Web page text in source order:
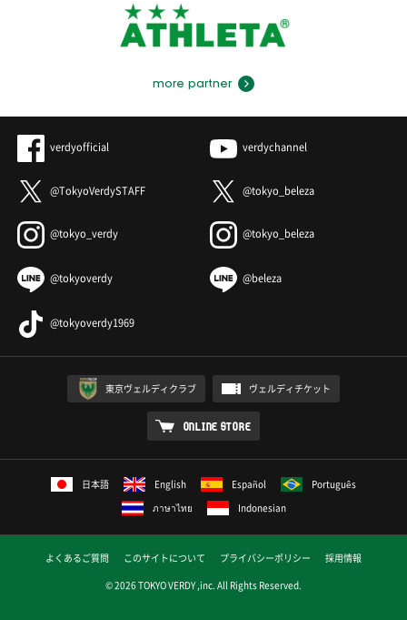
more partner
verdyofficial verdychannel
@TokyoVerdySTAFF @tokyo_beleza
@tokyo_verdy @tokyo_beleza
@tokyoverdy @beleza
@tokyoverdy1969
東京ヴェルディクラブ ヴェルディチケット
ONLINE STORE
日本語 English Español
Português
ภาษาไทย
Indonesian
よくあるご質問 このサイトについて プライバシーポリシー
採用情報
© 2026 TOKYO VERDY ,inc. All Rights Reserved.